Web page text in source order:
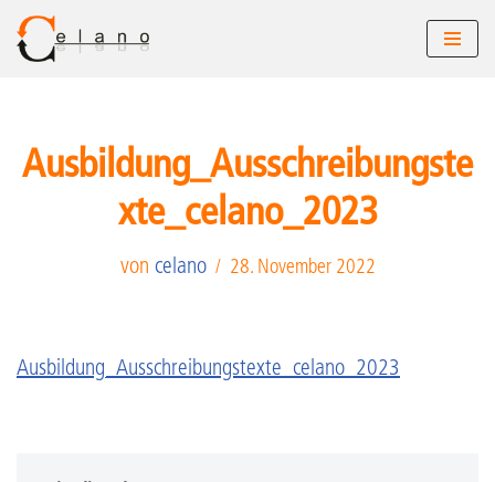
Zum
Ausbildung_Ausschreibungste
xte_celano_2023
von celano 28. November 2022
Ausbildung_Ausschreibungstexte_celano_2023